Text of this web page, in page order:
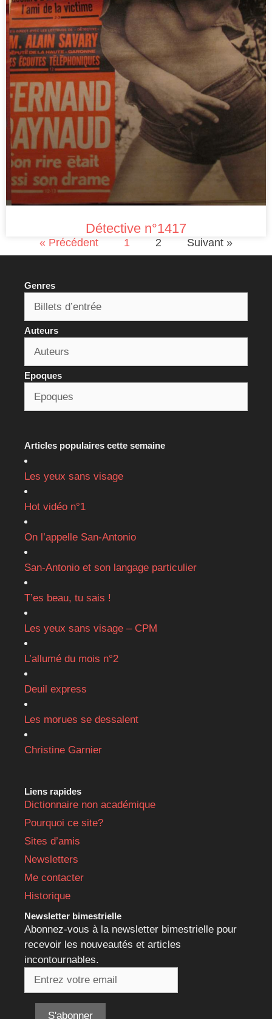
Détective n°1417
« Précédent 1 2 Suivant »
Genres
Auteurs
Epoques
Articles populaires cette semaine
Les yeux sans visage
Hot vidéo n°1
On l’appelle San-Antonio
San-Antonio et son langage particulier
T’es beau, tu sais !
Les yeux sans visage – CPM
L’allumé du mois n°2
Deuil express
Les morues se dessalent
Christine Garnier
Liens rapides
Dictionnaire non académique
Pourquoi ce site?
Sites d’amis
Newsletters
Me contacter
Historique
Newsletter bimestrielle
Abonnez-vous à la newsletter bimestrielle pour
recevoir les nouveautés et articles
incontournables.